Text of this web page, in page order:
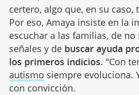
certero, algo que, en su caso,
Por eso, Amaya insiste en la
escuchar a las familias, de
señales y de buscar ayuda
los primeros indicios. "Con
autismo siempre evoluciona.
con convicción.